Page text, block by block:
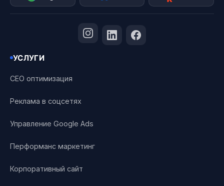
УСЛУГИ
СЕО оптимизация
Реклама в соцсетях
Управление Google Ads
Перформанс маркетинг
Корпоративный сайт